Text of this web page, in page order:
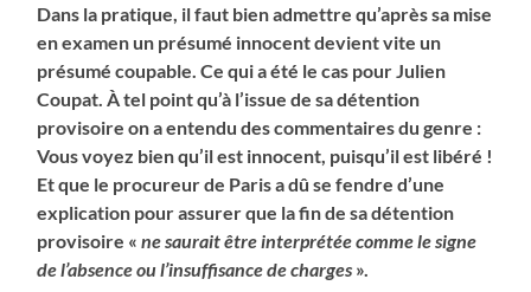
Dans la pratique, il faut bien admettre qu’après sa mise
en examen un présumé innocent devient vite un
présumé coupable. Ce qui a été le cas pour Julien
Coupat. À tel point qu’à l’issue de sa détention
provisoire on a entendu des commentaires du genre :
Vous voyez bien qu’il est innocent, puisqu’il est libéré !
Et que le procureur de Paris a dû se fendre d’une
explication pour assurer que la fin de sa détention
provisoire «ne saurait être interprétée comme le signe
de l’absence ou l’insuffisance de charges ».